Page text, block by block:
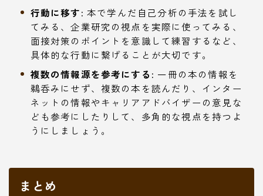
行動に移す: 本で学んだ自己分析の手法を試し
てみる、企業研究の視点を実際に使ってみる、
面接対策のポイントを意識して練習するなど、
具体的な行動に繋げることが大切です。
複数の情報源を参考にする: 一冊の本の情報を
鵜呑みにせず、複数の本を読んだり、インター
ネットの情報やキャリアアドバイザーの意見な
ども参考にしたりして、多角的な視点を持つよ
うにしましょう。
まとめ